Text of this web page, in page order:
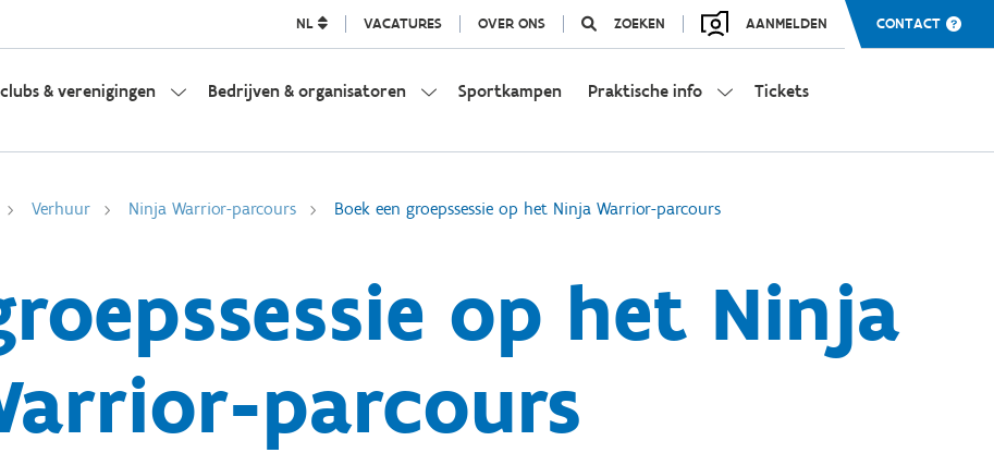
NL VACATURES OVER ONS ZOEKEN AANMELDEN CONTACT
& verenigingen Bedrijven & organisatoren Sportkampen Praktische info Tickets
Verhuur Ninja Warrior-parcours Boek een groepssessie op het Ninja Warrior-parcours
op het Ninja
parcours